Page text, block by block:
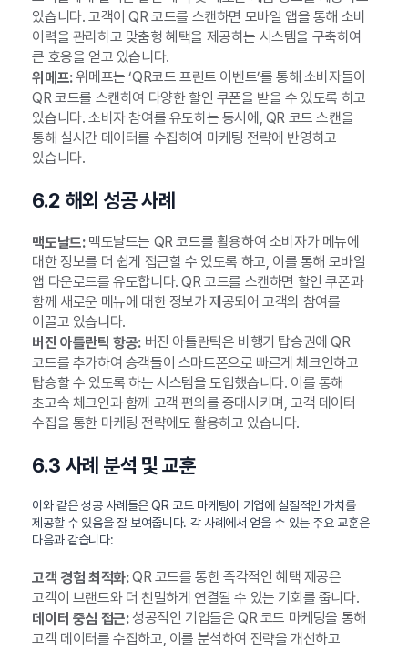
있습니다. 고객이 QR 코드를 스캔하면 모바일 앱을 통해 소비
이력을 관리하고 맞춤형 혜택을 제공하는 시스템을 구축하여
큰 호응을 얻고 있습니다.
위메프:위메프는 ‘QR코드 프린트 이벤트’를 통해 소비자들이
QR 코드를 스캔하여 다양한 할인 쿠폰을 받을 수 있도록 하고
있습니다. 소비자 참여를 유도하는 동시에, QR 코드 스캔을
통해 실시간 데이터를 수집하여 마케팅 전략에 반영하고
있습니다.
6.2 해외 성공 사례
맥도날드:맥도날드는 QR 코드를 활용하여 소비자가 메뉴에
대한 정보를 더 쉽게 접근할 수 있도록 하고, 이를 통해 모바일
앱 다운로드를 유도합니다. QR 코드를 스캔하면 할인 쿠폰과
함께 새로운 메뉴에 대한 정보가 제공되어 고객의 참여를
이끌고 있습니다.
버진 아틀란틱 항공:버진 아틀란틱은 비행기 탑승권에 QR
코드를 추가하여 승객들이 스마트폰으로 빠르게 체크인하고
탑승할 수 있도록 하는 시스템을 도입했습니다. 이를 통해
초고속 체크인과 함께 고객 편의를 증대시키며, 고객 데이터
수집을 통한 마케팅 전략에도 활용하고 있습니다.
6.3 사례 분석 및 교훈
이와 같은 성공 사례들은 QR 코드 마케팅이 기업에 실질적인 가치를
제공할 수 있음을 잘 보여줍니다. 각 사례에서 얻을 수 있는 주요 교훈은
다음과 같습니다:
고객 경험 최적화:QR 코드를 통한 즉각적인 혜택 제공은
고객이 브랜드와 더 친밀하게 연결될 수 있는 기회를 줍니다.
데이터 중심 접근:성공적인 기업들은 QR 코드 마케팅을 통해
고객 데이터를 수집하고, 이를 분석하여 전략을 개선하고